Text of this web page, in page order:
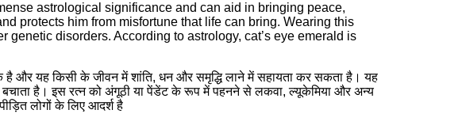
astrological significance and can aid in bringing peace,
protects him from misfortune that life can bring. Wearing this
disorders. According to astrology, cat’s eye emerald is
है और यह किसी के जीवन में शांति, धन और समृद्धि लाने में सहायता कर सकता है। यह
है। इस रत्न को अंगूठी या पेंडेंट के रूप में पहनने से लकवा, ल्यूकेमिया और अन्य
लोगों के लिए आदर्श है